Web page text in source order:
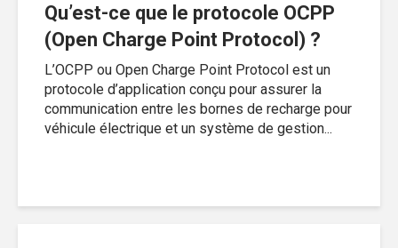
Qu’est-ce que le protocole OCPP
(Open Charge Point Protocol) ?
L’OCPP ou Open Charge Point Protocol est un
protocole d’application conçu pour assurer la
communication entre les bornes de recharge pour
véhicule électrique et un système de gestion...